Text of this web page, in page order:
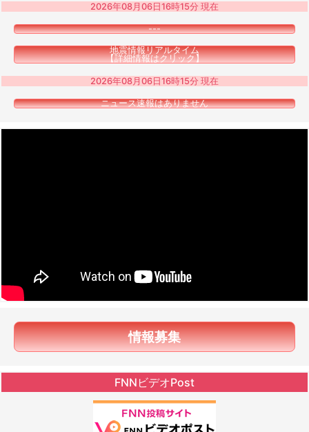
2026年08月06日16時15分 現在
---
地震情報リアルタイム
【詳細情報はクリック】
2026年08月06日16時15分 現在
ニュース速報はありません
情報募集
FNNビデオPost